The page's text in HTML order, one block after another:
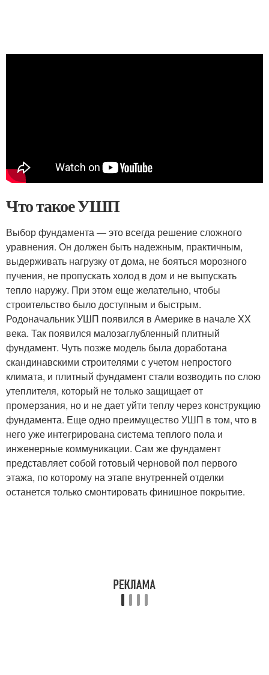
Что такое УШП
Выбор фундамента — это всегда решение сложного
уравнения. Он должен быть надежным, практичным,
выдерживать нагрузку от дома, не бояться морозного
пучения, не пропускать холод в дом и не выпускать
тепло наружу. При этом еще желательно, чтобы
строительство было доступным и быстрым.
Родоначальник УШП появился в Америке в начале XX
века. Так появился малозаглубленный плитный
фундамент. Чуть позже модель была доработана
скандинавскими строителями с учетом непростого
климата, и плитный фундамент стали возводить по слою
утеплителя, который не только защищает от
промерзания, но и не дает уйти теплу через конструкцию
фундамента. Еще одно преимущество УШП в том, что в
него уже интегрирована система теплого пола и
инженерные коммуникации. Сам же фундамент
представляет собой готовый черновой пол первого
этажа, по которому на этапе внутренней отделки
останется только смонтировать финишное покрытие.